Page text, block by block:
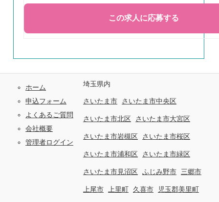
ホーム
申込フォーム
よくあるご質問
会社概要
管理者ログイン
埼玉県内
さいたま市 さいたま市中央区
さいたま市北区 さいたま市大宮区
さいたま市岩槻区 さいたま市桜区
さいたま市浦和区 さいたま市緑区
さいたま市見沼区 ふじみ野市 三郷市
上尾市 上里町 久喜市 児玉郡美里町